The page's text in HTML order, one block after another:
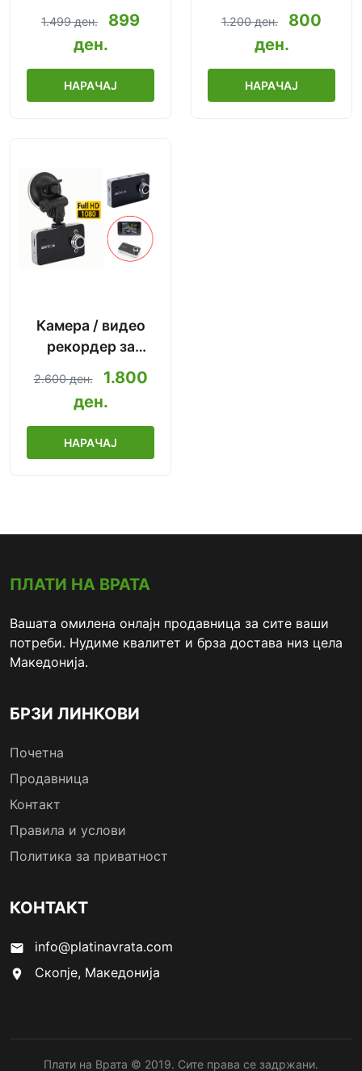
Bluetooth
2019.Ново!
1.499 ден.
899
ден.
НАРАЧАЈ
1.200 ден.
800
ден.
НАРАЧАЈ
Камера / видео
рекордер за
автомобил HD
1080p
2.600 ден.
1.800
ден.
НАРАЧАЈ
ПЛАТИ НА ВРАТА
Вашата омилена онлајн продавница за сите ваши
потреби. Нудиме квалитет и брза достава низ цела
Македонија.
БРЗИ ЛИНКОВИ
Почетна
Продавница
Контакт
Правила и услови
Политика за приватност
КОНТАКТ
email info@platinavrata.com
location_on Скопје, Македонија
Плати на Врата © 2019. Сите права се задржани.